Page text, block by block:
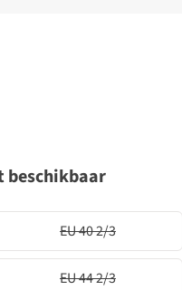
EU 40 2/3
EU 44 2/3